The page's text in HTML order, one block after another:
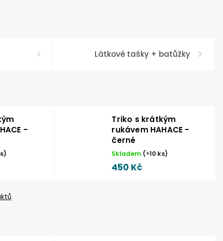
Látkové tašky + batůžky
-
)
Triko s krátkým
rukávem HAHACE -
černé
Skladem (>10 ks)
450 Kč